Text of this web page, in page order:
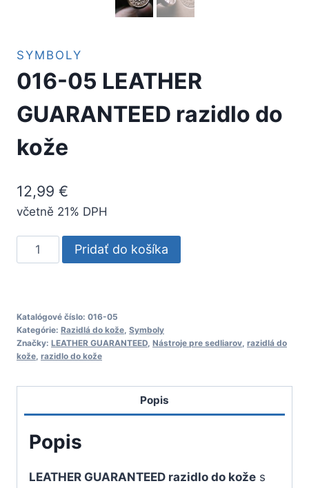
SYMBOLY
016-05 LEATHER
GUARANTEED razidlo do
kože
12,99 €
včetně 21% DPH
množstvo
016-
GUARANTEED
razidlo
do
Pridať do košíka
Katalógové číslo: 016-05
Kategórie: Razidlá do kože Symboly
Značky: LEATHER GUARANTEED Nástroje pre sedliarov razidlá do
kože razidlo do kože
Popis
Popis
LEATHER GUARANTEED razidlo do kože s